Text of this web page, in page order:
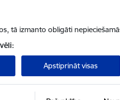
tā izmanto obligāti
Apstiprināt visas